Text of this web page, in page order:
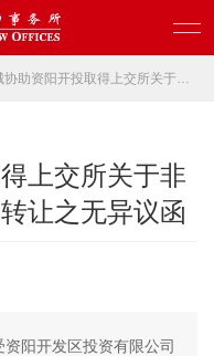
开投取得上交所关于非公开发行公司债券挂牌转让之无异议函
上交所关于非
让之无异议函
资阳开发区投资有限公司